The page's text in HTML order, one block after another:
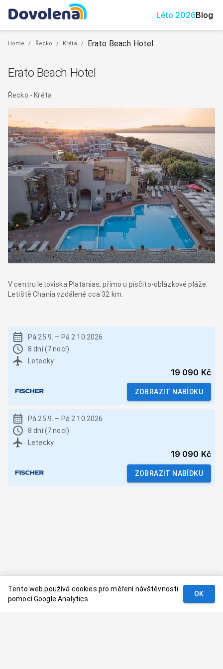
Léto 2026Blog
Home / Řecko / Kréta / Erato Beach Hotel
Erato Beach Hotel
Řecko - Kréta
V centru letoviska Platanias, přímo u písčito-oblázkové pláže.
Letiště Chania vzdálené cca 32 km.
Pá 25.9. – Pá 2.10.2026
8 dní (7 nocí)
Letecky
19 090 Kč
ZOBRAZIT NABÍDKU
Pá 25.9. – Pá 2.10.2026
8 dní (7 nocí)
Letecky
19 090 Kč
ZOBRAZIT NABÍDKU
Tento web používá cookies pro měření návštěvnosti
pomocí Google Analytics.
OK